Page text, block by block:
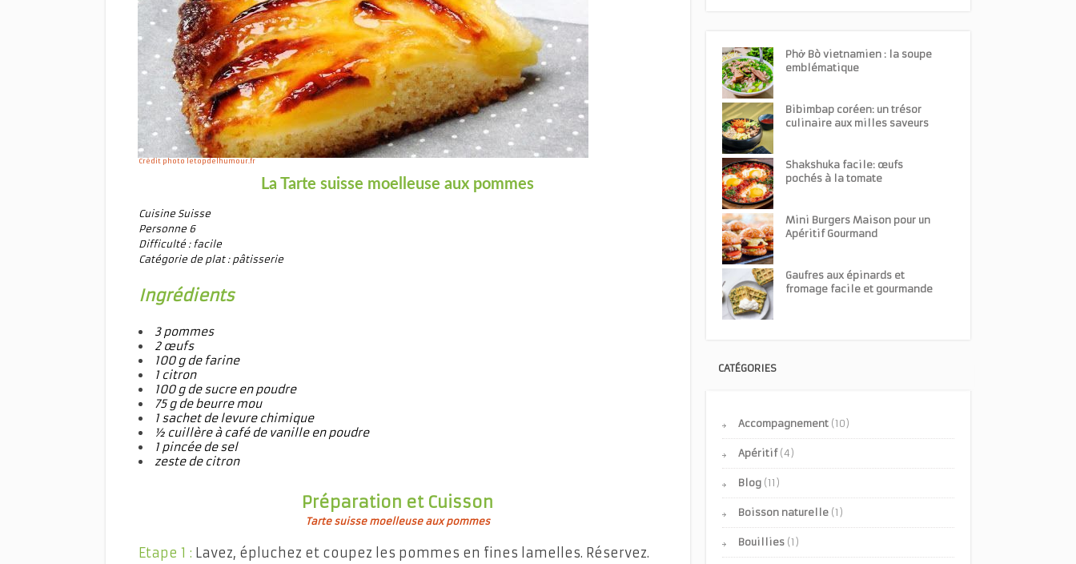
Crédit photo letopdelhumour.fr
La Tarte suisse moelleuse aux pommes
Cuisine Suisse
Personne 6
Difficulté : facile
Catégorie de plat : pâtisserie
Ingrédients
3 pommes
2 œufs
100 gde farine
1 citron
100 gde sucre en poudre
75 gde beurre mou
1 sachet de levure chimique
½ cuillère à café de vanille en poudre
1 pincée de sel
zeste de citron
Préparation et Cuisson
Tarte suisse moelleuse aux pommes
Etape 1 : Lavez, épluchez et coupez les pommes en fines lamelles. Réservez.
Phở Bò vietnamien : la soupe
emblématique
Bibimbap coréen: un trésor
culinaire aux milles saveurs
Shakshuka facile: œufs
pochés à la tomate
Mini Burgers Maison pour un
Apéritif Gourmand
Gaufres aux épinards et
fromage facile et gourmande
CATÉGORIES
Accompagnement (10)
Apéritif(4)
Blog (11)
Boisson naturelle (1)
Bouillies (1)